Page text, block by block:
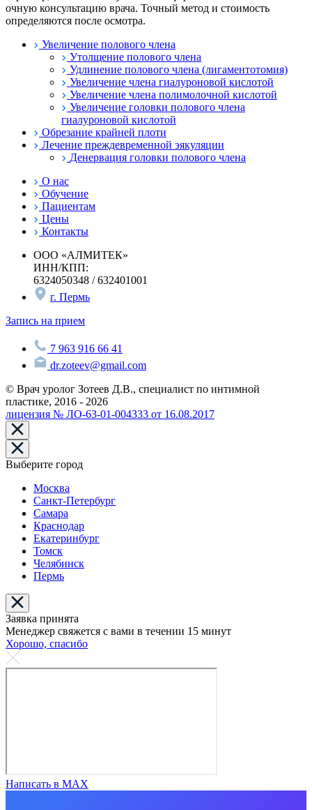
очную консультацию врача. Точный метод и стоимость
определяются после осмотра.
Увеличение полового члена
Утолщение полового члена
Удлинение полового члена (лигаментотомия)
Увеличение члена гиалуроновой кислотой
Увеличение члена полимолочной кислотой
Увеличение головки полового члена
гиалуроновой кислотой
Обрезание крайней плоти
Лечение преждевременной эякуляции
Денервация головки полового члена
О нас
Обучение
Пациентам
Цены
Контакты
ООО «АЛМИТЕК»
ИНН/КПП:
6324050348 / 632401001
г. Пермь
Запись на прием
7 963 916 66 41
dr.zoteev@gmail.com
© Врач уролог Зотеев Д.В., специалист по интимной
пластике, 2016 - 2026
лицензия № ЛО-63-01-004333 от 16.08.2017
Выберите город
Москва
Санкт-Петербург
Самара
Краснодар
Екатеринбург
Томск
Челябинск
Пермь
Заявка принята
Менеджер свяжется с вами в течении 15 минут
Хорошо, спасибо
Написать в MAX